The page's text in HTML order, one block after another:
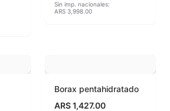
- 850ºC)
Sin imp. nacionales:
ARS 3,998.00
Borax pentahidratado
ARS 1,427.00